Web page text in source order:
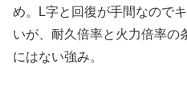
め。L字と回復が手間なので
いが、耐久倍率と火力倍率の
にはない強み。